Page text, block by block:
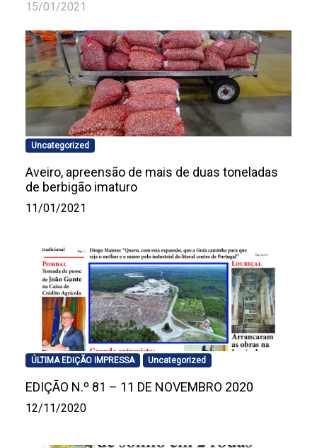
15/01/2021
Uncategorized
Aveiro, apreensão de mais de duas toneladas
de berbigão imaturo
11/01/2021
ÚLTIMA EDIÇÃO IMPRESSA Uncategorized
EDIÇÃO N.º 81 – 11 DE NOVEMBRO 2020
12/11/2020